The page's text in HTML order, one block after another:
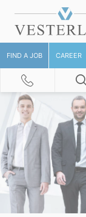
FIND A JOB CAREER